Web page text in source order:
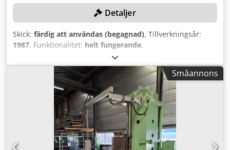
Detaljer
Skick: färdig att användas (begagnad), Tillverkningsår:
1987, Funktionalitet: helt fungerande,
12018
2 750 mm, Y-axelns rörelse:1 500 mm, rörelseavstånd Z-
1 250 mm, spindeldiameter: 130 mm ,
spindelhastighet (max): 1 000 varv/min, TEKNISKA
DETALJER Spindeldiameter: 130 mm Spindelvarvtal: 3 -
1.000 varv/min Dwodpfezb Davox Aipea Rörelse X-axel:
2.750 mm Rörelse Y-axel: 1.500 mm Rörelse Z-axel: 1.250
mm Rörelse B-axel (bord): 360° Rörelse W-axel (spindel
längs): 900 mm Bordmått: 1.600 mm x 1.400 mm Max.
Småannons